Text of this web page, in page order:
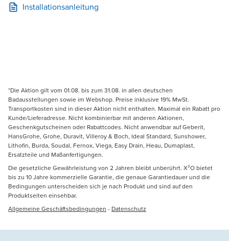
Installationsanleitung
*Die Aktion gilt vom 01.08. bis zum 31.08. in allen deutschen
Badausstellungen sowie im Webshop. Preise inklusive 19% MwSt.
Transportkosten sind in dieser Aktion nicht enthalten. Maximal ein Rabatt pro
Kunde/Lieferadresse. Nicht kombinierbar mit anderen Aktionen,
Geschenkgutscheinen oder Rabattcodes. Nicht anwendbar auf Geberit,
HansGrohe, Grohe, Duravit, Villeroy & Boch, Ideal Standard, Sunshower,
Lithofin, Burda, Soudal, Fernox, Viega, Easy Drain, Heau, Dumaplast,
Ersatzteile und Maßanfertigungen.
Die gesetzliche Gewährleistung von 2 Jahren bleibt unberührt. X²O bietet
bis zu 10 Jahre kommerzielle Garantie, die genaue Garantiedauer und die
Bedingungen unterscheiden sich je nach Produkt und sind auf den
Produktseiten einsehbar.
Allgemeine Geschäftsbedingungen - Datenschutz